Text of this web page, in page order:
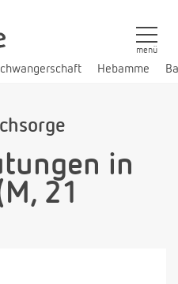
Hebamme
menü
in
21